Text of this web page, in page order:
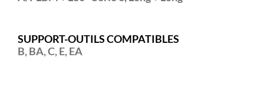
SUPPORT-OUTILS COMPATIBLES
B, BA, C, E, EA